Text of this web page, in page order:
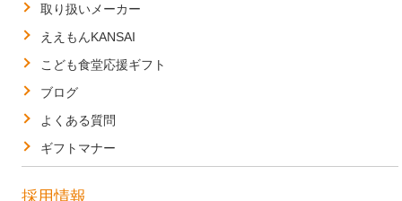
取り扱いメーカー
ええもんKANSAI
こども食堂応援ギフト
ブログ
よくある質問
ギフトマナー
採用情報